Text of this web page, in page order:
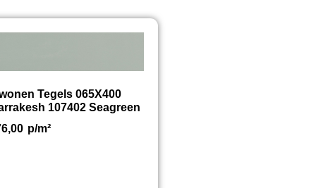
Tegels 065X400
107402 Seagreen
p/m²